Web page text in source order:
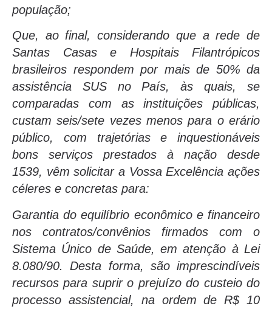
população;
Que, ao final, considerando que a rede de
Santas Casas e Hospitais Filantrópicos
brasileiros respondem por mais de 50% da
assistência SUS no País, às quais, se
comparadas com as instituições públicas,
custam seis/sete vezes menos para o erário
público, com trajetórias e inquestionáveis
bons serviços prestados à nação desde
1539, vêm solicitar a Vossa Excelência ações
céleres e concretas para:
Garantia do equilíbrio econômico e financeiro
nos contratos/convênios firmados com o
Sistema Único de Saúde, em atenção à Lei
8.080/90. Desta forma, são imprescindíveis
recursos para suprir o prejuízo do custeio do
processo assistencial, na ordem de R$ 10